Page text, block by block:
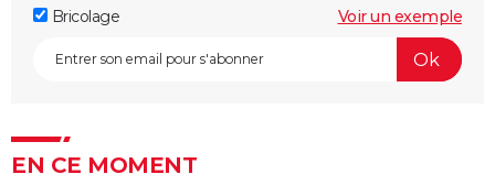
Bricolage
Voir un exemple
EN CE MOMENT